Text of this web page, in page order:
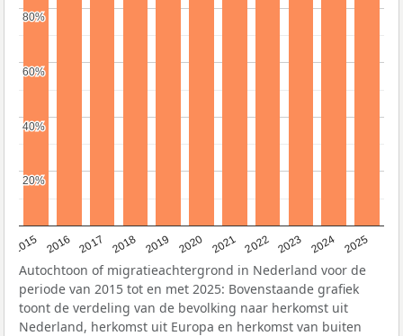
2015 2016 2017 2018 2019 2020 2021 2022 2023 2024 2025
20%
20%
40%
40%
60%
60%
80%
80%
Autochtoon of migratieachtergrond in Nederland voor de
periode van 2015 tot en met 2025: Bovenstaande grafiek
toont de verdeling van de bevolking naar herkomst uit
Nederland, herkomst uit Europa en herkomst van buiten